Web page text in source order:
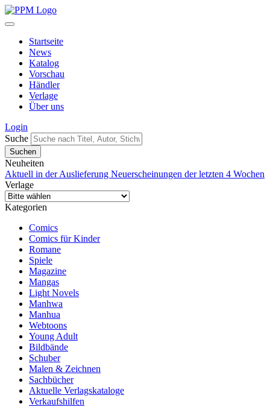
Startseite
News
Katalog
Vorschau
Händler
Verlage
Über uns
Login
Suche
Neuheiten
Aktuell in der Auslieferung Neuerscheinungen der letzten 4 Wochen
Verlage
Kategorien
Comics
Comics für Kinder
Romane
Spiele
Magazine
Mangas
Light Novels
Manhwa
Manhua
Webtoons
Young Adult
Bildbände
Schuber
Malen & Zeichnen
Sachbücher
Aktuelle Verlagskataloge
Verkaufshilfen